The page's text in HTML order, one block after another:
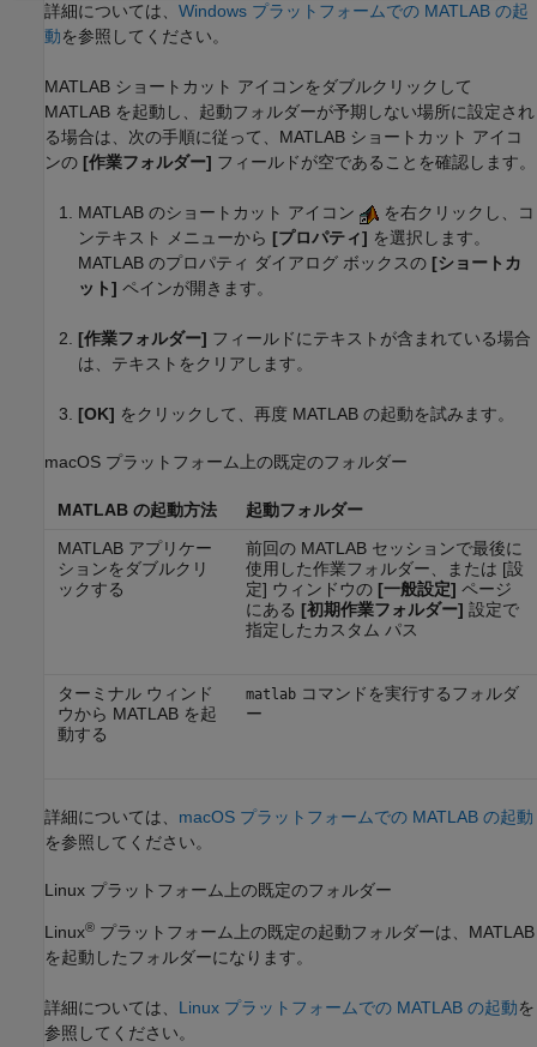
詳細については、 Windows プラットフォームでの MATLAB の起
動を参照してください。
MATLAB ショートカット アイコンをダブルクリックして
MATLAB を起動し、起動フォルダーが予期しない場所に設定され
る場合は、次の手順に従って、MATLAB ショートカット アイコ
ンの [作業フォルダー] フィールドが空であることを確認します。
MATLAB のショートカット アイコン
を右クリックし、コ
ンテキスト メニューから [プロパティ] を選択します。
MATLAB のプロパティ ダイアログ ボックスの [ショートカ
ット] ペインが開きます。
[作業フォルダー] フィールドにテキストが含まれている場合
は、テキストをクリアします。
[OK] をクリックして、再度 MATLAB の起動を試みます。
macOS プラットフォーム上の既定のフォルダー
MATLAB の起動方法
起動フォルダー
MATLAB アプリケー
ションをダブルクリ
ックする
前回の MATLAB セッションで最後に
使用した作業フォルダー、または [設
定] ウィンドウの [一般設定] ページ
にある [初期作業フォルダー] 設定で
指定したカスタム パス
ターミナル ウィンド
ウから MATLAB を起
動する
matlabコマンドを実行するフォルダ
ー
詳細については、 macOS プラットフォームでの MATLAB の起動
を参照してください。
Linux プラットフォーム上の既定のフォルダー
Linux® プラットフォーム上の既定の起動フォルダーは、MATLAB
を起動したフォルダーになります。
詳細については、 Linux プラットフォームでの MATLAB の起動を
参照してください。